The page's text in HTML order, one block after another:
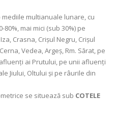
multianuale lunare, cu
mai mici (sub 30%) pe
Crasna, Crișul Negru, Crișul
Vedea, Argeș, Rm. Sărat, pe
ai Prutului, pe unii afluenți
Jiului, Oltului și pe râurile din
se situează sub COTELE